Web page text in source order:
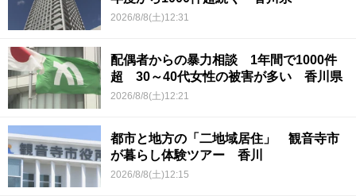
2026/8/8(土)12:31
配偶者からの暴力相談 1年間で1000件
超 30～40代女性の被害が多い 香川県
2026/8/8(土)12:21
都市と地方の「二地域居住」 観音寺市
が暮らし体験ツアー 香川
2026/8/8(土)12:15